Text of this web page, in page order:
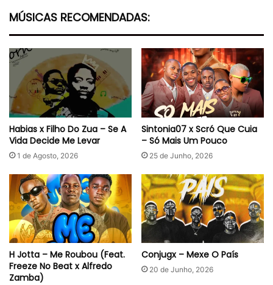
MÚSICAS RECOMENDADAS:
Habias x Filho Do Zua – Se A
Vida Decide Me Levar
1 de Agosto, 2026
Sintonia07 x Scró Que Cuia
– Só Mais Um Pouco
25 de Junho, 2026
H Jotta – Me Roubou (Feat.
Freeze No Beat x Alfredo
Zamba)
Conjugx – Mexe O País
20 de Junho, 2026